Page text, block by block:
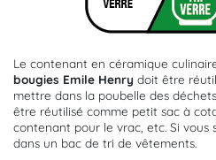
Le contenant en céramique
bougies Emile Henry doit être
mettre dans la poubelle des
être réutilisé comme petit sac à
contenant pour le vrac, etc. Si
dans un bac de tri de vêtements.